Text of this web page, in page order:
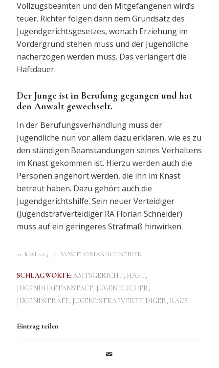
Vollzugsbeamten und den Mitgefangenen wird’s
teuer. Richter folgen dann dem Grundsatz des
Jugendgerichtsgesetzes, wonach Erziehung im
Vordergrund stehen muss und der Jugendliche
nacherzogen werden muss. Das verlängert die
Haftdauer.
Der Junge ist in Berufung gegangen und hat
den Anwalt gewechselt.
In der Berufungsverhandlung muss der
Jugendliche nun vor allem dazu erklären, wie es zu
den ständigen Beanstandungen seines Verhaltens
im Knast gekommen ist. Hierzu werden auch die
Personen angehört werden, die ihn im Knast
betreut haben. Dazu gehört auch die
Jugendgerichtshilfe. Sein neuer Verteidiger
(Jugendstrafverteidiger RA Florian Schneider)
muss auf ein geringeres Strafmaß hinwirken.
21. MAI 2025 / VON FLORIAN SCHNEIDER
SCHLAGWORTE: AMTSGERICHT, HAFT,
JUGENDHAFTANSTALT, JUGENDLICHER,
JUGENDSTRAFE, JUGENDSTRAFVERTEIDIGER, RAUB
Eintrag teilen